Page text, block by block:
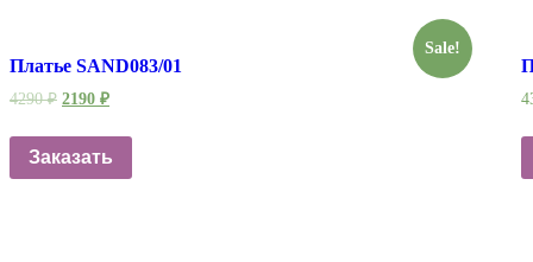
Sale!
Платье SAND083/01
4290₽ 2190 ₽
Заказать